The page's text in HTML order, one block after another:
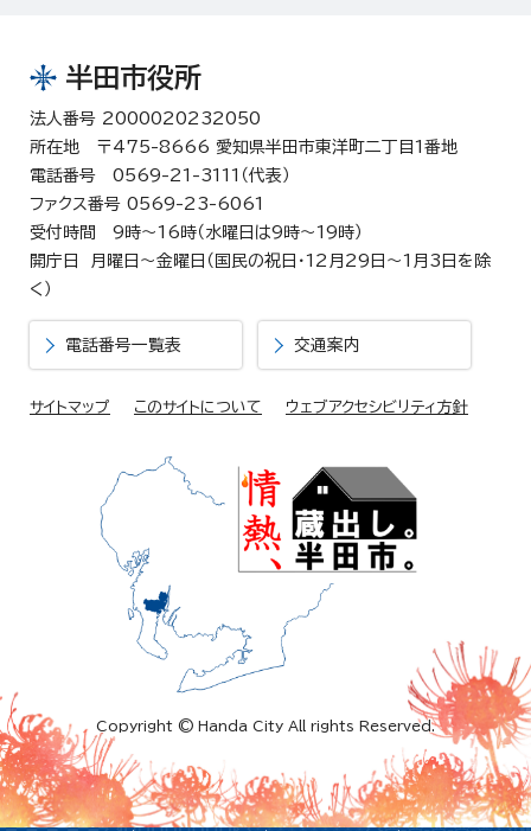
半田市役所
法人番号 2000020232050
所在地 〒475-8666 愛知県半田市東洋町二丁目1番地
電話番号 0569-21-3111（代表）
ファクス番号 0569-23-6061
受付時間 9時～16時（水曜日は9時～19時）
開庁日 月曜日～金曜日（国民の祝日・12月29日～1月3日を除
く）
電話番号一覧表 交通案内
サイトマップ このサイトについて ウェブアクセシビリティ方針
Copyright © Handa City All rights Reserved.